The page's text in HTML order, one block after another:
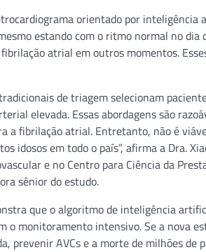
orientado por
estando com o ritmo normal no
atrial em outros momentos.
de triagem selecionam
elevada. Essas abordagens são
a fibrilação atrial. Entretanto, não é
idosos em todo o país”, afirma a Dra.
e no Centro para Ciência da
sênior do estudo.
que o algoritmo de inteligência
o monitoramento intensivo. Se a nova
prevenir AVCs e a morte de milhões de